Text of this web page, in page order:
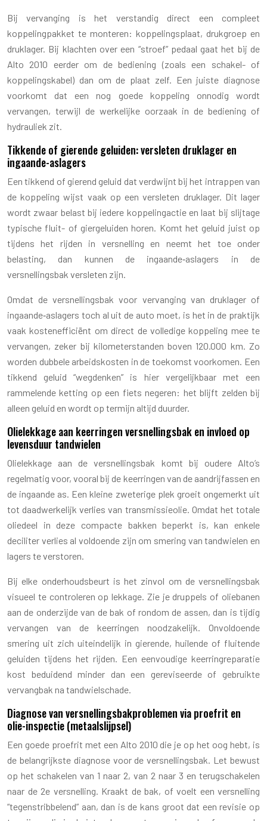
Bij vervanging is het verstandig direct een compleet
koppelingpakket te monteren: koppelingsplaat, drukgroep en
druklager. Bij klachten over een “stroef” pedaal gaat het bij de
Alto 2010 eerder om de bediening (zoals een schakel- of
koppelingskabel) dan om de plaat zelf. Een juiste diagnose
voorkomt dat een nog goede koppeling onnodig wordt
vervangen, terwijl de werkelijke oorzaak in de bediening of
hydrauliek zit.
Tikkende of gierende geluiden: versleten druklager en
ingaande-aslagers
Een tikkend of gierend geluid dat verdwijnt bij het intrappen van
de koppeling wijst vaak op een versleten druklager. Dit lager
wordt zwaar belast bij iedere koppelingactie en laat bij slijtage
typische fluit- of giergeluiden horen. Komt het geluid juist op
tijdens het rijden in versnelling en neemt het toe onder
belasting, dan kunnen de ingaande‑aslagers in de
versnellingsbak versleten zijn.
Omdat de versnellingsbak voor vervanging van druklager of
ingaande‑aslagers toch al uit de auto moet, is het in de praktijk
vaak kostenefficiënt om direct de volledige koppeling mee te
vervangen, zeker bij kilometerstanden boven 120.000 km. Zo
worden dubbele arbeidskosten in de toekomst voorkomen. Een
tikkend geluid “wegdenken” is hier vergelijkbaar met een
rammelende ketting op een fiets negeren: het blijft zelden bij
alleen geluid en wordt op termijn altijd duurder.
Olielekkage aan keerringen versnellingsbak en invloed op
levensduur tandwielen
Olielekkage aan de versnellingsbak komt bij oudere Alto’s
regelmatig voor, vooral bij de keerringen van de aandrijfassen en
de ingaande as. Een kleine zweterige plek groeit ongemerkt uit
tot daadwerkelijk verlies van transmissieolie. Omdat het totale
oliedeel in deze compacte bakken beperkt is, kan enkele
deciliter verlies al voldoende zijn om smering van tandwielen en
lagers te verstoren.
Bij elke onderhoudsbeurt is het zinvol om de versnellingsbak
visueel te controleren op lekkage. Zie je druppels of oliebanen
aan de onderzijde van de bak of rondom de assen, dan is tijdig
vervangen van de keerringen noodzakelijk. Onvoldoende
smering uit zich uiteindelijk in gierende, huilende of fluitende
geluiden tijdens het rijden. Een eenvoudige keerringreparatie
kost beduidend minder dan een gereviseerde of gebruikte
vervangbak na tandwielschade.
Diagnose van versnellingsbakproblemen via proefrit en
olie-inspectie (metaalslijpsel)
Een goede proefrit met een Alto 2010 die je op het oog hebt, is
de belangrijkste diagnose voor de versnellingsbak. Let bewust
op het schakelen van 1 naar 2, van 2 naar 3 en terugschakelen
naar de 2e versnelling. Kraakt de bak, of voelt een versnelling
“tegenstribbelend” aan, dan is de kans groot dat een revisie op